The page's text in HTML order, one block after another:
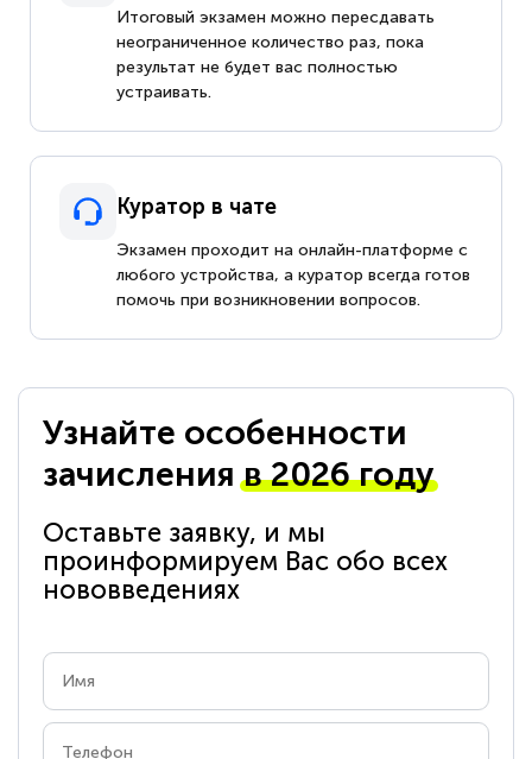
Итоговый экзамен можно пересдавать
неограниченное количество раз, пока
результат не будет вас полностью
устраивать.
Куратор в чате
Экзамен проходит на онлайн-платформе с
любого устройства, а куратор всегда готов
помочь при возникновении вопросов.
Узнайте особенности
зачисленияв 2026 году
Оставьте заявку, и мы
проинформируем Вас обо всех
нововведениях